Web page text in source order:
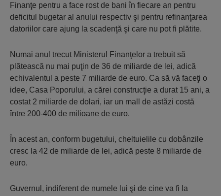
Finanţe pentru a face rost de bani în fiecare an pentru
deficitul bugetar al anului respectiv şi pentru refinanţarea
datoriilor care ajung la scadenţă şi care nu pot fi plătite.
Numai anul trecut Ministerul Finanţelor a trebuit să
plătească nu mai puţin de 36 de miliarde de lei, adică
echivalentul a peste 7 miliarde de euro. Ca să vă faceţi o
idee, Casa Poporului, a cărei construcţie a durat 15 ani, a
costat 2 miliarde de dolari, iar un mall de astăzi costă
între 200-400 de milioane de euro.
În acest an, conform bugetului, cheltuielile cu dobânzile
cresc la 42 de miliarde de lei, adică peste 8 miliarde de
euro.
Guvernul, indiferent de numele lui şi de cine va fi la